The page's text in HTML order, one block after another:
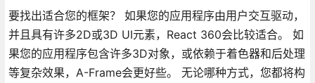
要找出适合您的框架？ 如果您的应用程序由用户交互驱动，
并且具有许多2D或3D UI元素，React 360会比较适合。 如
果您的应用程序包含许多3D对象，或依赖于着色器和后处理
等复杂效果，A-Frame会更好些。 无论哪种方式，您都将构